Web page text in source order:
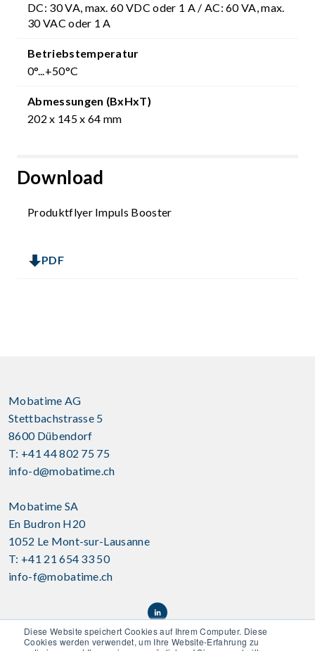
Diese Website speichert Cookies auf Ihrem Computer. Diese
Cookies werden verwendet, um Ihre Website-Erfahrung zu
DC: 30 VA, max. 60 VDC oder 1 A / AC: 60 VA, max.
30 VAC oder 1 A
Betriebstemperatur
0°...+50°C
Abmessungen (BxHxT)
202 x 145 x 64 mm
Download
Produktflyer Impuls Booster
PDF
Mobatime AG
Stettbachstrasse 5
8600 Dübendorf
T: +41 44 802 75 75
info-d@mobatime.ch
Mobatime SA
En Budron H20
1052 Le Mont-sur-Lausanne
T: +41 21 654 33 50
info-f@mobatime.ch